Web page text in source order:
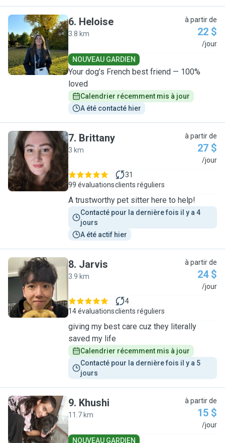
H
6. Heloise
3.8 km
à partir de
22 $
/jour
NOUVEAU GARDIEN
Your dog’s French best friend — 100%
loved
Calendrier récemment mis à jour
A été contacté hier
B
7. Brittany
3 km
à partir de
27 $
/jour
99 évaluations
31
clients réguliers
A trustworthy pet sitter here to help!
Contacté pour la dernière fois il y a 4
jours
A été actif hier
J
8. Jarvis
3.9 km
à partir de
24 $
/jour
14 évaluations
4
clients réguliers
giving my best care cuz they literally
saved my life
Calendrier récemment mis à jour
Contacté pour la dernière fois il y a 5
jours
K
9. Khushi
11.7 km
à partir de
15 $
/jour
NOUVEAU GARDIEN